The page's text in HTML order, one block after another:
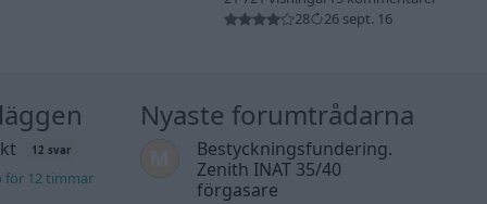
28
26 sept. 16
12 svar
för 12 timmar
Nyaste forumtrådarna
Bestyckningsfundering.
Zenith INAT 35/40
förgasare